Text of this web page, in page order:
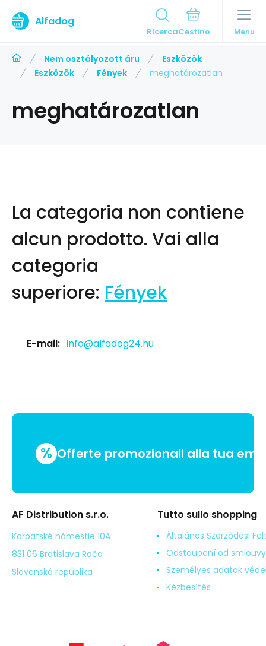
Alfadog
Ricerca Menu
Nem osztályozott áru
Eszközök
Eszközök
Fények meghatározatlan
meghatározatlan
La categoria non contiene
alcun prodotto. Vai alla
categoria
superiore: Fények
E-mail: info@alfadog24.hu
% Offerte promozionali alla tua
AF Distribution s.r.o.
Karpatské námestie 10A
831 06 Bratislava Rača
Slovenská republika
Tutto sullo shopping
Általános Szerződési
Odstoupení od smlouvy
Személyes adatok
Kézbesítés